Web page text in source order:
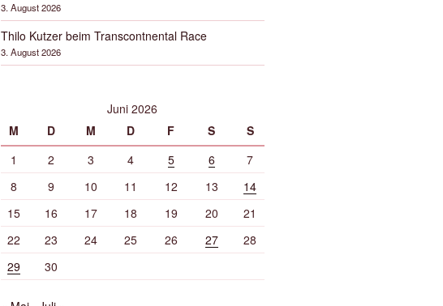
3. August 2026
Thilo Kutzer beim Transcontnental Race
3. August 2026
Juni 2026
M
D M D F S
S
1
2 3 4 5 6
7
8
9 10 11 12 13
14
15
16 17 18 19 20
21
22
23 24 25 26 27
28
29
30